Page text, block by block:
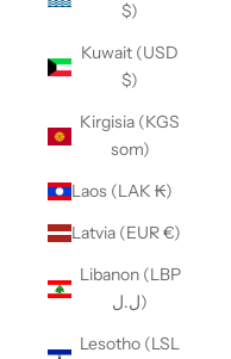
$)
Kuwait (USD
$)
Kirgisia (KGS
som)
Laos (LAK ₭)
Latvia (EUR €)
Libanon (LBP
ل.ل)
Lesotho (LSL